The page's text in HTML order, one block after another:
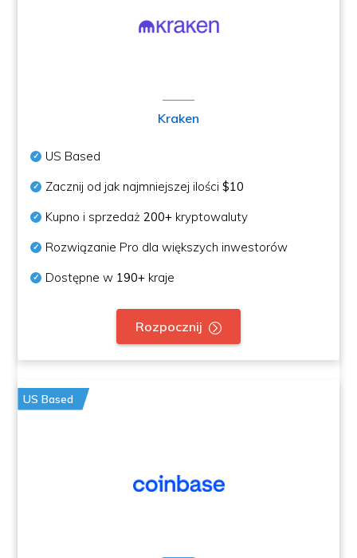
Kraken
US Based
Zacznij od jak najmniejszej ilości$10
Kupno i sprzedaż200+ kryptowaluty
Rozwiązanie Pro dla większych inwestorów
Dostępne w 190+ kraje
Rozpocznij
US Based